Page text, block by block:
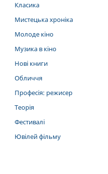
Класика
Мистецька хроніка
Молоде кіно
Музика в кіно
Нові книги
Обличчя
Професія: режисер
Теорія
Фестивалі
Ювілей фільму